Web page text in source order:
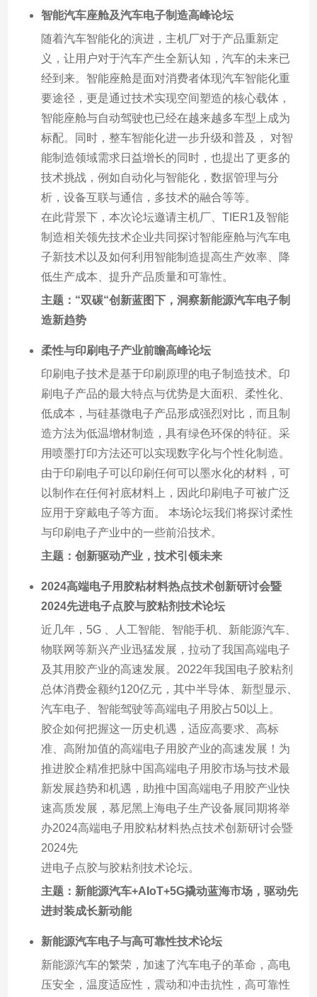
智能汽车座舱及汽车电子制造高峰论坛
随着汽车智能化的演进，主机厂对于产品重新定
义，让用户对于汽车产生全新认知，汽车的未来已
经到来。智能座舱是面对消费者体现汽车智能化重
要途径，更是通过技术实现空间塑造的核心载体，
智能座舱与自动驾驶也已经在越来越多车型上成为
标配。同时，整车智能化进一步升级和普及， 对智
能制造领域需求日益增长的同时，也提出了更多的
技术挑战，例如自动化与智能化，数据管理与分
析，设备互联与通信，多技术的融合等等。
在此背景下，本次论坛邀请主机厂、TIER1及智能
制造相关领先技术企业共同探讨智能座舱与汽车电
子新技术以及如何利用智能制造提高生产效率、降
低生产成本、提升产品质量和可靠性。
主题：“双碳“创新蓝图下，洞察新能源汽车电子制
造新趋势
柔性与印刷电子产业前瞻高峰论坛
印刷电子技术是基于印刷原理的电子制造技术。印
刷电子产品的最大特点与优势是大面积、柔性化、
低成本，与硅基微电子产品形成强烈对比，而且制
造方法为低温增材制造，具有绿色环保的特征。采
用喷墨打印方法还可以实现数字化与个性化制造。
由于印刷电子可以印刷任何可以墨水化的材料，可
以制作在任何衬底材料上，因此印刷电子可被广泛
应用于穿戴电子等方面。 本场论坛我们将探讨柔性
与印刷电子产业中的一些前沿技术。
主题：创新驱动产业，技术引领未来
2024高端电子用胶粘材料热点技术创新研讨会暨
2024先进电子点胶与胶粘剂技术论坛
近几年，5G 、人工智能、智能手机、新能源汽车、
物联网等新兴产业迅猛发展，拉动了我国高端电子
及其用胶产业的高速发展。2022年我国电子胶粘剂
总体消费金额约120亿元，其中半导体、新型显示、
汽车电子、智能驾驶等高端电子用胶占50以上。
胶企如何把握这一历史机遇，适应高要求、高标
准、高附加值的高端电子用胶产业的高速发展！为
推进胶企精准把脉中国高端电子用胶市场与技术最
新发展趋势和机遇，助推中国高端电子用胶产业快
速高质发展，慕尼黑上海电子生产设备展同期将举
办2024高端电子用胶粘材料热点技术创新研讨会暨
2024先
进电子点胶与胶粘剂技术论坛。
主题：新能源汽车+AIoT+5G撬动蓝海市场，驱动先
进封装成长新动能
新能源汽车电子与高可靠性技术论坛
新能源汽车的繁荣，加速了汽车电子的革命，高电
压安全，温度适应性，震动和冲击抗性，高可靠性